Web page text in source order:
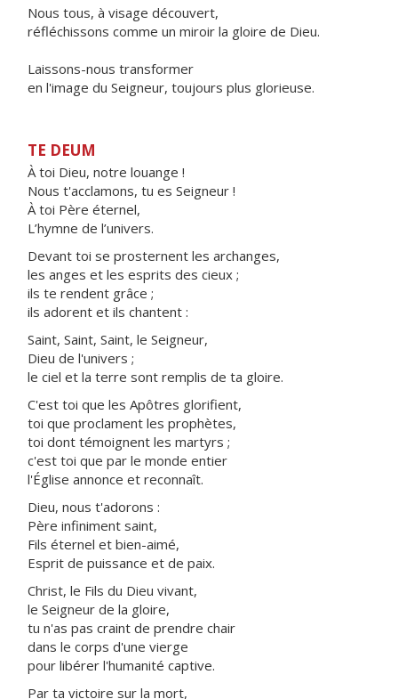
Nous tous, à visage découvert,
réfléchissons comme un miroir la gloire de Dieu.
Laissons-nous transformer
en l'image du Seigneur, toujours plus glorieuse.
TE DEUM
À toi Dieu, notre louange !
Nous t'acclamons, tu es Seigneur !
À toi Père éternel,
L’hymne de l’univers.
Devant toi se prosternent les archanges,
les anges et les esprits des cieux ;
ils te rendent grâce ;
ils adorent et ils chantent :
Saint, Saint, Saint, le Seigneur,
Dieu de l'univers ;
le ciel et la terre sont remplis de ta gloire.
C'est toi que les Apôtres glorifient,
toi que proclament les prophètes,
toi dont témoignent les martyrs ;
c'est toi que par le monde entier
l'Église annonce et reconnaît.
Dieu, nous t'adorons :
Père infiniment saint,
Fils éternel et bien-aimé,
Esprit de puissance et de paix.
Christ, le Fils du Dieu vivant,
le Seigneur de la gloire,
tu n'as pas craint de prendre chair
dans le corps d'une vierge
pour libérer l'humanité captive.
Par ta victoire sur la mort,